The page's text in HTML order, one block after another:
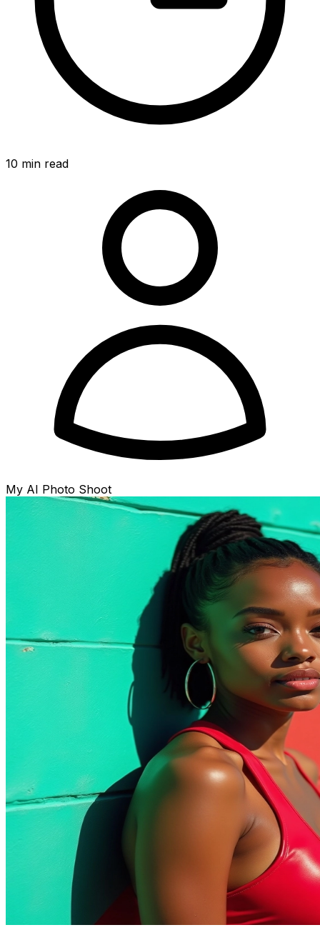
10 min read
My AI Photo Shoot